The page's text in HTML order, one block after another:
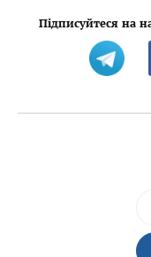
Підписуйтеся на